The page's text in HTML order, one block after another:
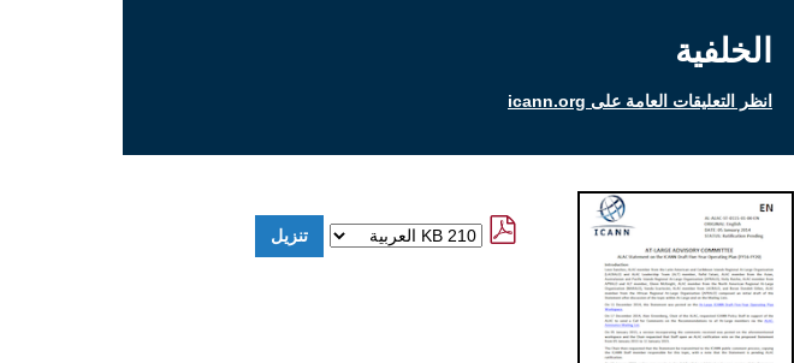
الخلفية
انظر التعليقات العامة على icann.org